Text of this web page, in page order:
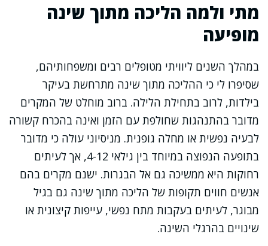
מתי ולמה הליכה מתוך שינה
מופיעה
במהלך השנים ליוויתי מטופלים רבים ומשפחותיהם,
שסיפרו לי כי ההליכה מתוך שינה מתרחשת בעיקר
בילדות, לרוב בתחילת הלילה. ברוב מוחלט של המקרים
מדובר בהתנהגות שחולפת עם הזמן ואינה בהכרח קשורה
לבעיה נפשית או מחלה גופנית. מניסיוני עולה כי מדובר
בתופעה הנפוצה במיוחד בין גילאי 4-12, אך לעיתים
רחוקות היא ממשיכה גם אל הבגרות. ישנם מקרים בהם
אנשים חווים תקופות של הליכה מתוך שינה גם בגיל
מבוגר, לעיתים בעקבות מתח נפשי, עייפות קיצונית או
שינויים בהרגלי השינה.